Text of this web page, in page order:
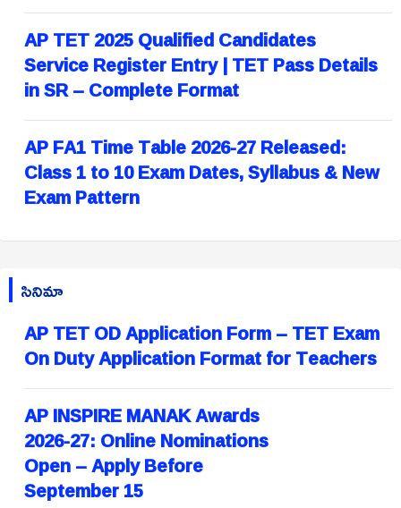
AP TET 2025 Qualified Candidates
Service Register Entry | TET Pass Details
in SR – Complete Format
AP FA1 Time Table 2026-27 Released:
Class 1 to 10 Exam Dates, Syllabus & New
Exam Pattern
సినిమా
AP TET OD Application Form – TET Exam
On Duty Application Format for Teachers
AP INSPIRE MANAK Awards
2026-27: Online Nominations
Open – Apply Before
September 15